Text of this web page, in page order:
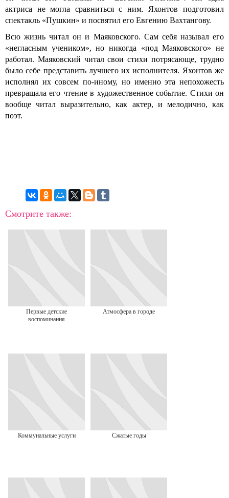
актриса не могла сравниться с ним. Яхонтов подготовил
спектакль «Пушкин» и посвятил его Евгению Вахтангову.
Всю жизнь читал он и Маяковского. Сам себя называл его
«негласным учеником», но никогда «под Маяковского» не
работал. Маяковский читал свои стихи потрясающе, трудно
было себе представить лучшего их исполнителя. Яхонтов же
исполнял их совсем по-иному, но именно эта непохожесть
превращала его чтение в художественное событие. Стихи он
вообще читал выразительно, как актер, и мелодично, как
поэт.
Смотрите также:
Первые детские
воспоминания
Атмосфера в городе
Коммунальные услуги Сжатые годы